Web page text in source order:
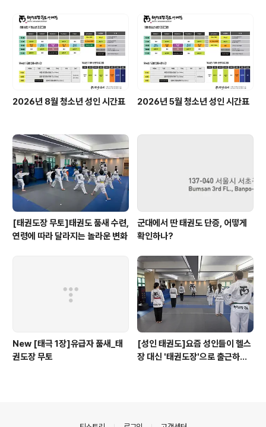
2026년 8월 청소년 성인 시간표 2026년 5월 청소년 성인 시간표
[태권도장 무토]태권도 품새 수련,
연령에 따라 달라지는 놀라운 변화
군대에서 딴 태권도 단증, 어떻게
확인하나?
New [태극 1장]유급자 품새_태
권도장 무토
[성인 태권도]요즘 성인들이 헬스
장 대신 '태권도장'으로 출근하는